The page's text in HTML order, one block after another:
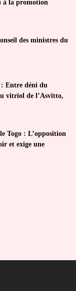
à la promotion
des ministres du
: Entre déni du
vitriol de l’Asvitto,
Togo : L’opposition
et exige une